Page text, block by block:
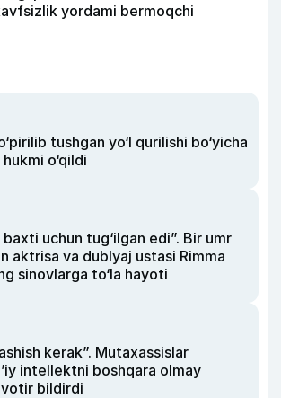
yordami bermoqchi
tushgan yo‘l qurilishi bo‘yicha
o‘qildi
uchun tug‘ilgan edi”. Bir umr
aktrisa va dublyaj ustasi Rimma
sinovlarga to‘la hayoti
kerak”. Mutaxassislar
intellektni boshqara olmay
bildirdi